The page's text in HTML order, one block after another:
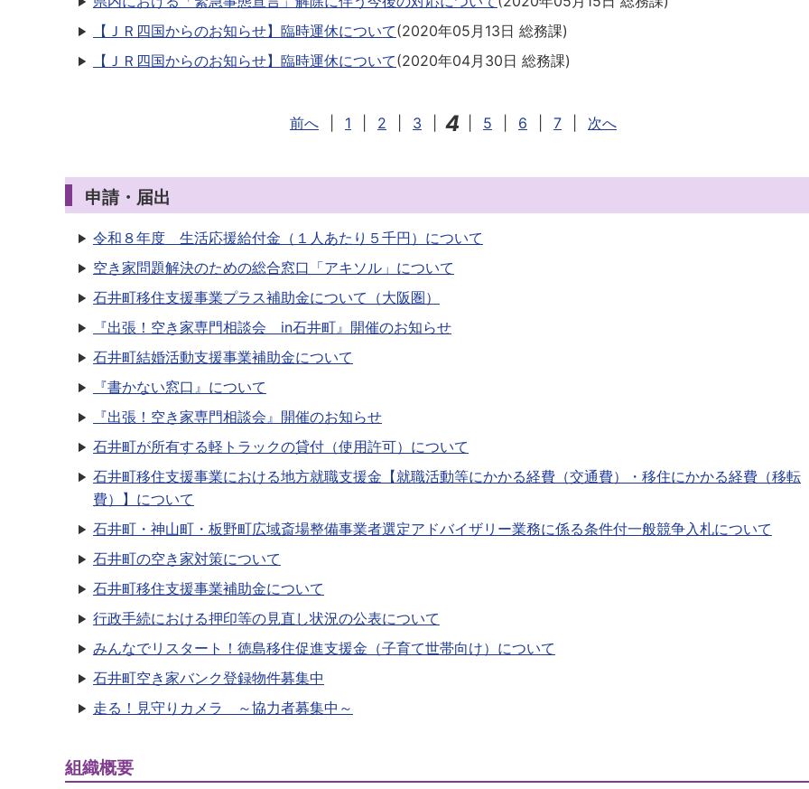
【ＪＲ四国からのお知らせ】臨時運休について(2020年05月13日 総務課)
【ＪＲ四国からのお知らせ】臨時運休について(2020年04月30日 総務課)
前へ 1 2 3 4 5 6 7 次へ
申請・届出
令和８年度 生活応援給付金（１人あたり５千円）について
空き家問題解決のための総合窓口「アキソル」について
石井町移住支援事業プラス補助金について（大阪圏）
『出張！空き家専門相談会 in石井町』開催のお知らせ
石井町結婚活動支援事業補助金について
『書かない窓口』について
『出張！空き家専門相談会』開催のお知らせ
石井町が所有する軽トラックの貸付（使用許可）について
石井町移住支援事業における地方就職支援金【就職活動等にかかる経費（交通費）・移住にかかる経費（移転
費）】について
石井町・神山町・板野町広域斎場整備事業者選定アドバイザリー業務に係る条件付一般競争入札について
石井町の空き家対策について
石井町移住支援事業補助金について
行政手続における押印等の見直し状況の公表について
みんなでリスタート！徳島移住促進支援金（子育て世帯向け）について
石井町空き家バンク登録物件募集中
走る！見守りカメラ ～協力者募集中～
組織概要